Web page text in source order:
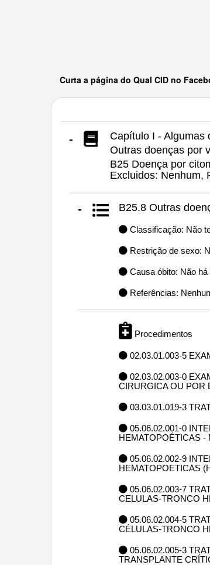
Curta a página do Qual CID no
-
Capítulo I - Algumas
Outras doenças por
B25 Doença por
Excluidos: Nenhum,
- B25.8 Outras
Classificação: Não
Restrição de sexo:
Causa óbito: Não
Referências:
Procedimentos
02.03.01.003-5
02.03.02.003-0
CIRURGICA OU POR
03.03.01.019-3
05.06.02.001-0
HEMATOPOÉTICAS -
05.06.02.002-9
HEMATOPOETICAS
05.06.02.003-7
CELULAS-TRONCO
05.06.02.004-5
CÉLULAS-TRONCO
05.06.02.005-3
TRANSPLANTE